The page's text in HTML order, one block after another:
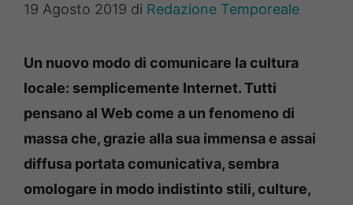
19 Agosto 2019 di Redazione Temporeale
Un nuovo modo di comunicare la cultura
locale: semplicemente Internet.Tutti
pensano al Web come a un fenomeno di
massa che, grazie alla sua immensa e assai
diffusa portata comunicativa, sembra
omologare in modo indistinto stili, culture,